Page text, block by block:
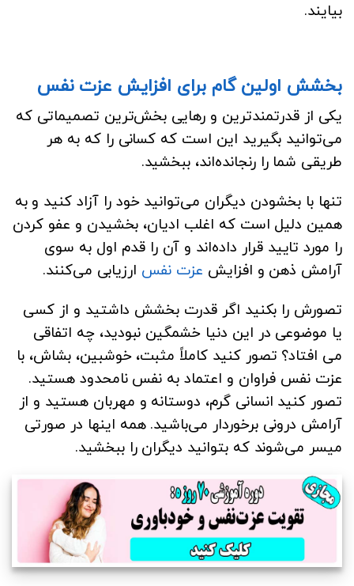
بیایند.
بخشش اولین گام برای افزایش عزت نفس
یکی از قدرتمندترین و رهایی بخش‌ترین تصمیماتی که
می‌توانید بگیرید این است که کسانی را که به هر
طریقی شما را رنجانده‌اند، ببخشید.
تنها با بخشودن دیگران می‌توانید خود را آزاد کنید و به
همین دلیل است که اغلب ادیان، بخشیدن و عفو کردن
را مورد تایید قرار داده‌اند و آن را قدم اول به سوی
آرامش ذهن و افزایش عزت نفس ارزیابی می‌کنند.
تصورش را بکنید اگر قدرت بخشش داشتید و از کسی
یا موضوعی در این دنیا خشمگین نبودید، چه اتفاقی
می افتاد؟ تصور کنید کاملاً مثبت، خوشبین، بشاش، با
عزت نفس فراوان و اعتماد به نفس نامحدود هستید.
تصور کنید انسانی گرم، دوستانه و مهربان هستید و از
آرامش درونی برخوردار می‌باشید. همه اینها در صورتی
میسر می‌شوند که بتوانید دیگران را ببخشید.